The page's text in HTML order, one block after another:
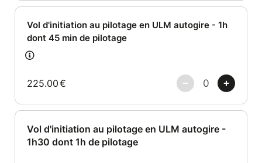
Vol d'initiation au pilotage en ULM autogire - 1h
dont 45 min de pilotage
225.00€
Vol d'initiation au pilotage en ULM autogire -
1h30 dont 1h de pilotage